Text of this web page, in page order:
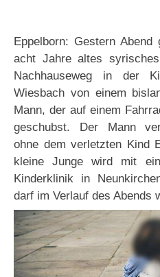
Eppelborn: Gestern
acht Jahre altes
Nachhauseweg in der
Wiesbach von einem
Mann, der auf einem
geschubst. Der Mann
ohne dem verletzten Kind
kleine Junge wird mit
Kinderklinik in
darf im Verlauf des Abends